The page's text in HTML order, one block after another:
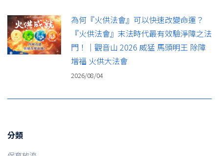
為何『火供法會』可以快速改變命運？
『火供法會』末法時代最有效驗淨障之法
門！｜觀音山 2026 威猛 馬頭明王 除障
增福 火供大法會
2026/08/04
分類